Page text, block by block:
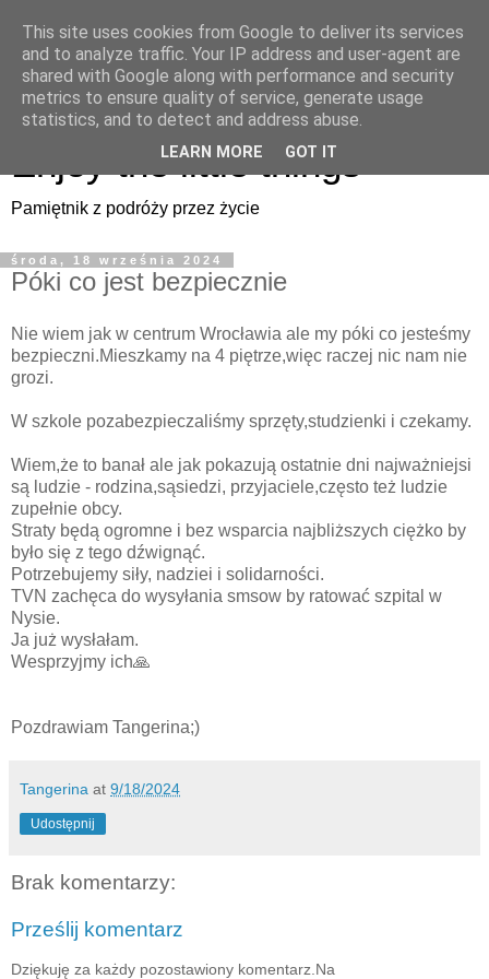
Enjoy the little things
Pamiętnik z podróży przez życie
Enjoy the little things
Pamiętnik z podróży przez życie
środa, 18 września 2024
Póki co jest bezpiecznie
Nie wiem jak w centrum Wrocławia ale my póki co jesteśmy
bezpieczni.Mieszkamy na 4 piętrze,więc raczej nic nam nie
grozi.
W szkole pozabezpieczaliśmy sprzęty,studzienki i czekamy.
Wiem,że to banał ale jak pokazują ostatnie dni najważniejsi
są ludzie - rodzina,sąsiedzi, przyjaciele,często też ludzie
zupełnie obcy.
Straty będą ogromne i bez wsparcia najbliższych ciężko by
było się z tego dźwignąć.
Potrzebujemy siły, nadziei i solidarności.
TVN zachęca do wysyłania smsow by ratować szpital w
Nysie.
Ja już wysłałam.
Wesprzyjmy ich🙏
Pozdrawiam Tangerina;)
Tangerina at 9/18/2024
Udostępnij
Brak komentarzy:
Prześlij komentarz
Dziękuję za każdy pozostawiony komentarz.Na
This site uses cookies from Google to deliver its services
and to analyze traffic. Your IP address and user-agent are
shared with Google along with performance and security
metrics to ensure quality of service, generate usage
statistics, and to detect and address abuse.
LEARN MORE GOT IT